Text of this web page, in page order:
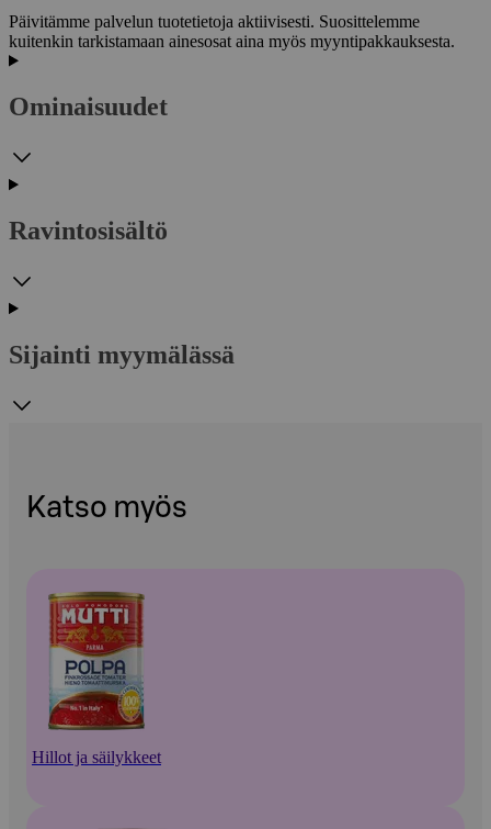
Päivitämme palvelun tuotetietoja aktiivisesti. Suosittelemme
kuitenkin tarkistamaan ainesosat aina myös myyntipakkauksesta.
Ominaisuudet
Ravintosisältö
Sijainti myymälässä
Katso myös
Hillot ja säilykkeet